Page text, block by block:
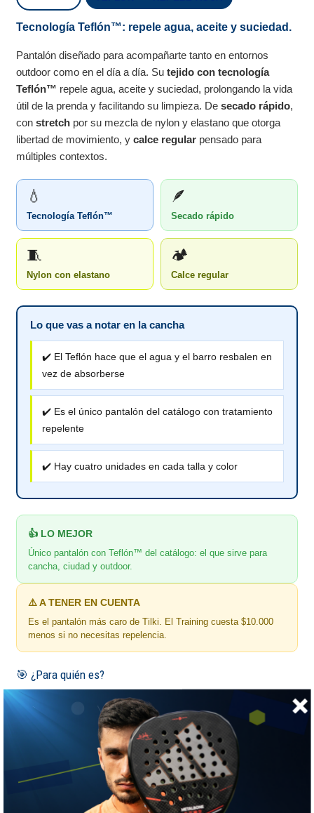
Tecnología Teflón™: repele agua, aceite y suciedad.
Pantalón diseñado para acompañarte tanto en entornos
outdoor como en el día a día. Sutejido con tecnología
Teflón™ repele agua, aceite y suciedad, prolongando la vida
útil de la prenda y facilitando su limpieza. Desecado rápido,
constretch por su mezcla de nylon y elastano que otorga
libertad de movimiento, ycalce regular pensado para
múltiples contextos.
💧
Tecnología Teflón™
🪶
Secado rápido
🧵
Nylon con elastano
🏕️
Calce regular
Lo que vas a notar en la cancha
✔️ El Teflón hace que el agua y el barro resbalen en
vez de absorberse
✔️ Es el único pantalón del catálogo con tratamiento
repelente
✔️ Hay cuatro unidades en cada talla y color
👍 LO MEJOR
Único pantalón con Teflón™ del catálogo: el que sirve para
cancha, ciudad y outdoor.
⚠️ A TENER EN CUENTA
Es el pantalón más caro de Tilki. El Training cuesta $10.000
menos si no necesitas repelencia.
🎯 ¿Para quién es?
Para el que sale a la cancha en días húmedos y odia lavar el
barro.
📏 GUÍA DE TALLAS
Tilki · medidas de la prenda extendida, en centímetros